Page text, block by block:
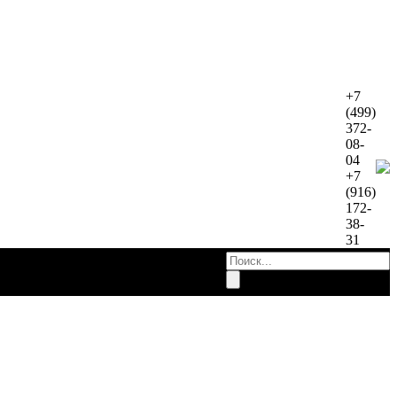
+7
(499)
372-
08-
04
+7
(916)
172-
38-
31